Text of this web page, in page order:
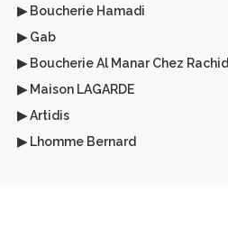
▶ Boucherie Hamadi
▶ Gab
▶ Boucherie Al Manar Chez Rachid
▶ Maison LAGARDE
▶ Artidis
▶ Lhomme Bernard